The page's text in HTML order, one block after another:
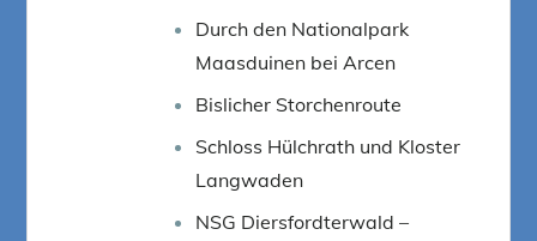
Durch den Nationalpark
Maasduinen bei Arcen
Bislicher Storchenroute
Schloss Hülchrath und Kloster
Langwaden
NSG Diersfordterwald –